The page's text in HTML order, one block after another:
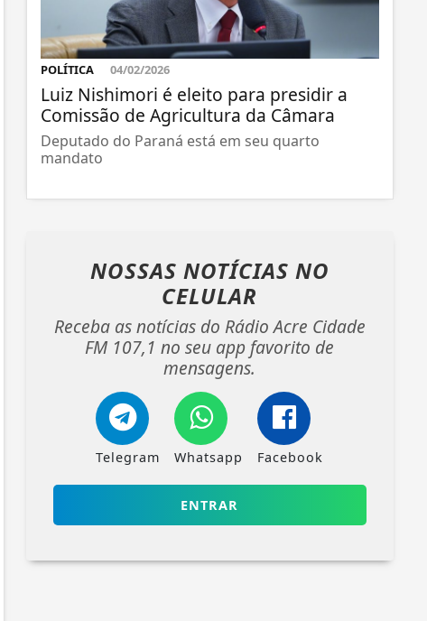
POLÍTICA 04/02/2026
Luiz Nishimori é eleito para presidir a
Comissão de Agricultura da Câmara
Deputado do Paraná está em seu quarto
mandato
NOSSAS NOTÍCIAS NO
CELULAR
Receba as notícias do Rádio Acre Cidade
FM 107,1 no seu app favorito de
mensagens.
Telegram Whatsapp Facebook
ENTRAR